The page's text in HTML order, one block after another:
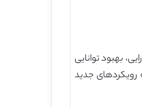
بهبود توانایی
رویکردهای جدید